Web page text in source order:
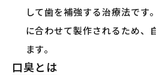
して歯を補強する治療法です
に合わせて製作されるため、
ます。
口臭とは